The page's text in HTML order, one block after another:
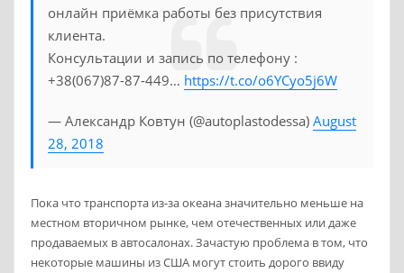
онлайн приёмка работы без присутствия
клиента.
Консультации и запись по телефону :
+38(067)87-87-449… https://t.co/o6YCyo5j6W
— Александр Ковтун (@autoplastodessa)August
28, 2018
Пока что транспорта из-за океана значительно меньше на
местном вторичном рынке, чем отечественных или даже
продаваемых в автосалонах. Зачастую проблема в том, что
некоторые машины из США могут стоить дорого ввиду